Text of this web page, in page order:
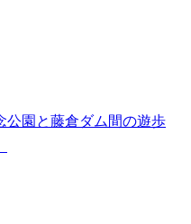
公園と藤倉ダム間の遊歩